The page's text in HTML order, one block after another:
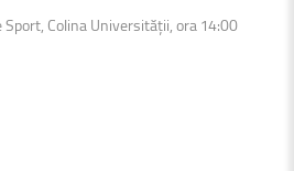
Colina Universității, ora 14:00